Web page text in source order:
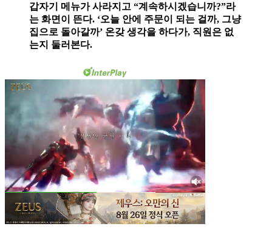
갑자기 메뉴가 사라지고 “계속하시겠습니까?”라
는 화면이 뜬다. ‘오늘 안에 주문이 되는 걸까, 그냥
집으로 돌아갈까’ 온갖 생각을 하다가, 직원은 없
는지 둘러본다.